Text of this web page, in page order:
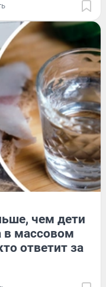
чем дети
в массовом
ответит за